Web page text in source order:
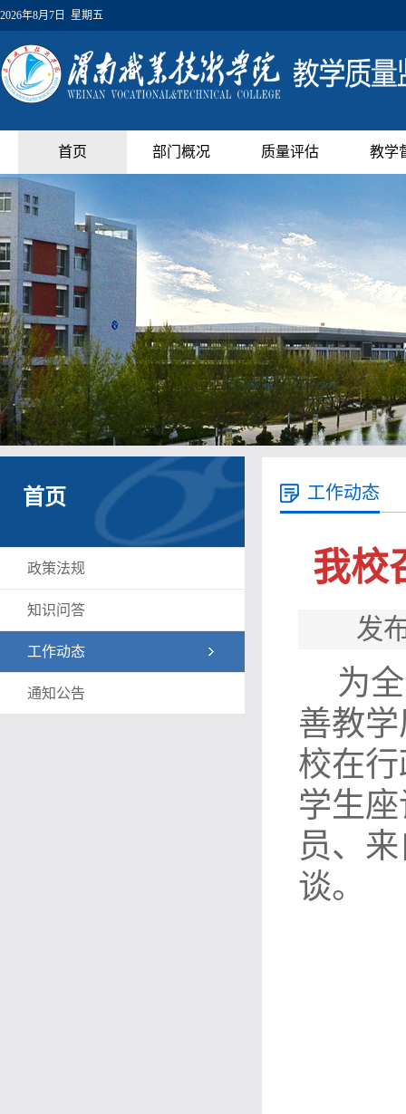
2026年8月7日 星期五
首页 部门概况 质量评估 教学
首页
政策法规
知识问答
工作动态
通知公告
工作动态
我校
发
为
善教
校在
学生
员、
谈。